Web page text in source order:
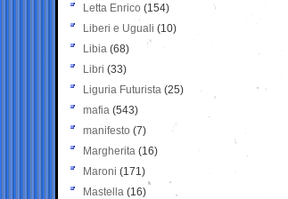
Letta Enrico (154)
Liberi e Uguali (10)
Libia (68)
Libri (33)
Liguria Futurista (25)
mafia (543)
manifesto (7)
Margherita (16)
Maroni (171)
Mastella (16)